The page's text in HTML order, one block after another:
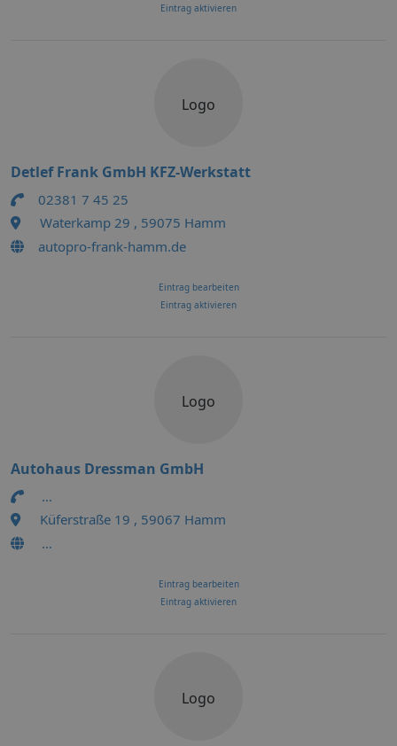
Eintrag aktivieren
Logo
Detlef Frank GmbH KFZ-Werkstatt
02381 7 45 25
Waterkamp 29 , 59075 Hamm
autopro-frank-hamm.de
Eintrag bearbeiten
Eintrag aktivieren
Logo
Autohaus Dressman GmbH
...
Küferstraße 19 , 59067 Hamm
...
Eintrag bearbeiten
Eintrag aktivieren
Logo